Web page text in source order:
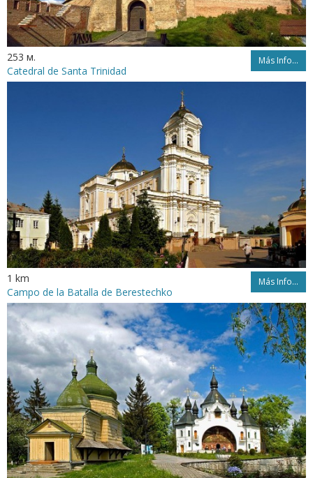
253 м. Más Info...
Catedral de Santa Trinidad
1 km Más Info...
Campo de la Batalla de Berestechko